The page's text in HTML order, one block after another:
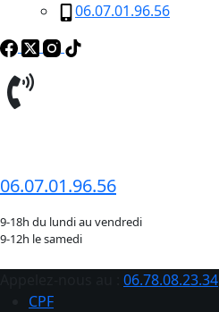
06.07.01.96.56
06.07.01.96.56
9-18h du lundi au vendredi
9-12h le samedi
06.78.08.23.34
CPF